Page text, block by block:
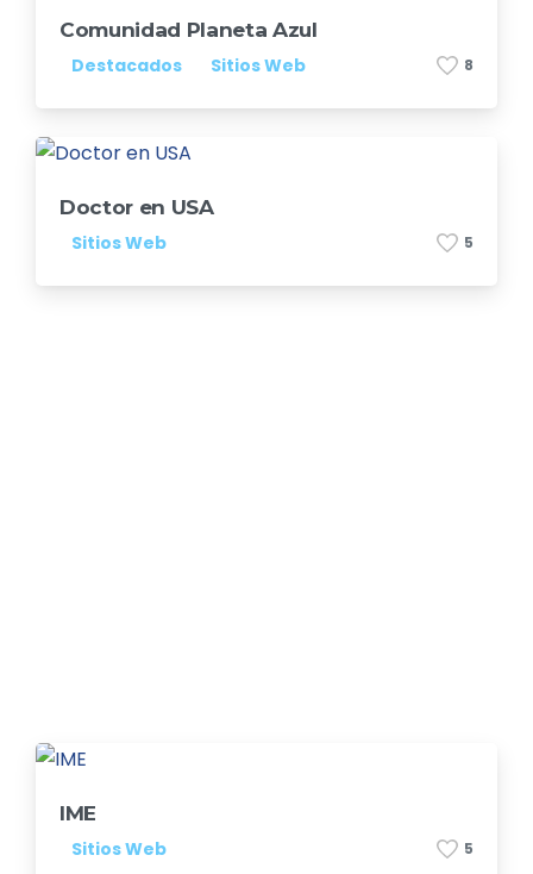
Comunidad Planeta Azul
Destacados Sitios Web 8
Doctor en USA
Sitios Web 5
IME
Sitios Web 5